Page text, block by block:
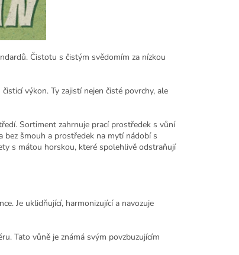
Čistotu s čistým svědomím za nízkou
výkon. Ty zajistí nejen čisté povrchy, ale
Sortiment zahrnuje prací prostředek s vůní
bez šmouh a prostředek na mytí nádobí s
s mátou horskou, které spolehlivě odstraňují
Je uklidňující, harmonizující a navozuje
Tato vůně je známá svým povzbuzujícím